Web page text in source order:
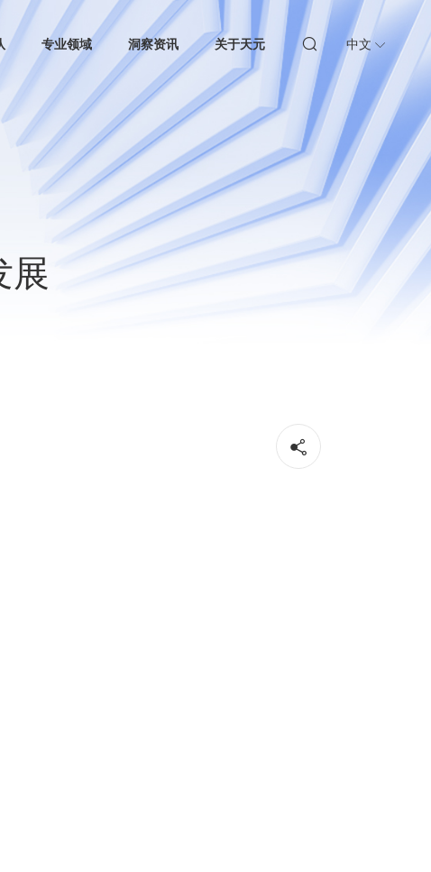
专业领域 洞察资讯 关于天元 中文
展